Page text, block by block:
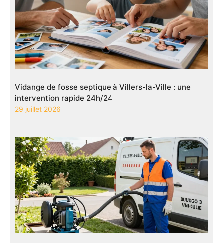
Vidange de fosse septique à Villers-la-Ville : une
intervention rapide 24h/24
29 juillet 2026